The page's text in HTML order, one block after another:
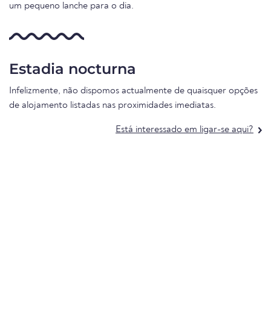
um pequeno lanche para o dia.
Estadia nocturna
Infelizmente, não dispomos actualmente de quaisquer opções
de alojamento listadas nas proximidades imediatas.
Está interessado em ligar-se aqui?